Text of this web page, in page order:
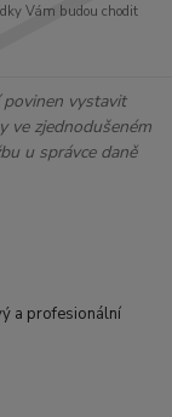
Vám budou chodit
povinen vystavit
ve zjednodušeném
u správce daně
a profesionální